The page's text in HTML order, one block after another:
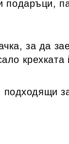
подаръци,
за да
крехката